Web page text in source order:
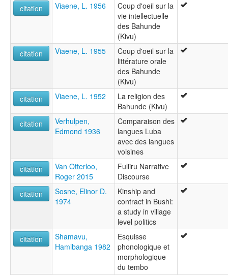
citation
Viaene, L. 1956
Coup d'oeil sur la
vie intellectuelle
des Bahunde
(Kivu)
citation
Viaene, L. 1955
Coup d'oeil sur la
littérature orale
des Bahunde
(Kivu)
citation
Viaene, L. 1952
La religion des
Bahunde (Kivu)
citation
Verhulpen,
Edmond 1936
Comparaison des
langues Luba
avec des langues
voisines
citation
Van Otterloo,
Roger 2015
Fuliiru Narrative
Discourse
citation
Sosne, Elinor D.
1974
Kinship and
contract in Bushi:
a study in village
level politics
citation
Shamavu,
Hamibanga 1982
Esquisse
phonologique et
morphologique
du tembo